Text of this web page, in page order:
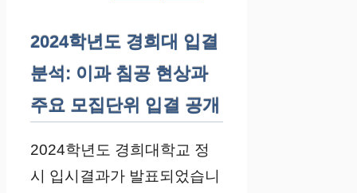
2024학년도 경희대 입결
분석: 이과 침공 현상과
주요 모집단위 입결 공개
2024학년도 경희대학교 정
시 입시결과가 발표되었습니